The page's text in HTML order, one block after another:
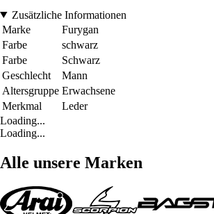
Zusätzliche Informationen
Marke
Furygan
Farbe
schwarz
Farbe
Schwarz
Geschlecht
Mann
Altersgruppe Erwachsene
Merkmal
Leder
Loading...
Loading...
Alle unsere Marken